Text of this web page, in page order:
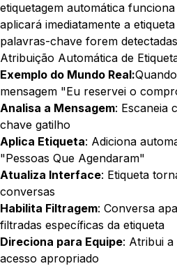
etiquetagem automática
aplicará imediatamente a
palavras-chave forem
Atribuição Automática de
Exemplo do Mundo Real:
mensagem "Eu reservei o
Analisa a Mensagem: Escaneia
chave gatilho
Aplica Etiqueta: Adiciona
"Pessoas Que Agendaram"
Atualiza Interface: Etiqueta
conversas
Habilita Filtragem: Conversa
filtradas específicas da etiqueta
Direciona para Equipe: Atribui a
acesso apropriado